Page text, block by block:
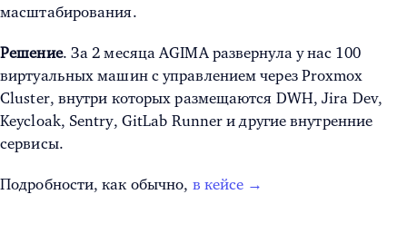
масштабирования.
Решение. За 2 месяца AGIMA развернула у нас 100
виртуальных машин с управлением через Proxmox
Cluster, внутри которых размещаются DWH, Jira Dev,
Keycloak, Sentry, GitLab Runner и другие внутренние
сервисы.
Подробности, как обычно, в кейсе →